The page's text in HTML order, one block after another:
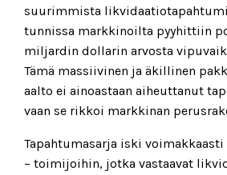
suurimmista
tunnissa markkinoilta pyyhittiin
miljardin dollarin arvosta
Tämä massiivinen ja äkillinen
aalto ei ainoastaan aiheuttanut
vaan se rikkoi markkinan
Tapahtumasarja iski
– toimijoihin, jotka vastaavat